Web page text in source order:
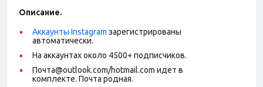
Описание.
Аккаунты Instagram зарегистрированы
автоматически.
На аккаунтах около 4500+ подписчиков.
Почта@outlook.com/hotmail.com идет в
комплекте. Почта родная.